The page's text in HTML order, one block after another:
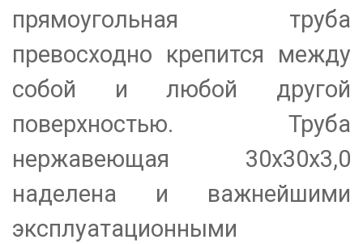
прямоугольная труба
превосходно крепится между
собой и любой другой
поверхностью. Труба
нержавеющая 30х30х3,0
наделена и важнейшими
эксплуатационными